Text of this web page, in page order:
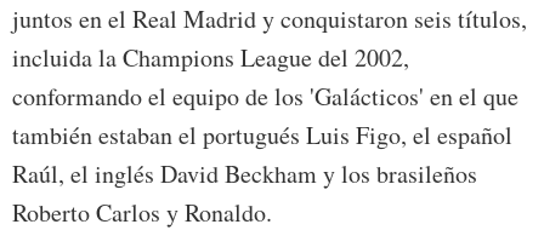
juntos en el Real Madrid y conquistaron seis títulos,
incluida la Champions League del 2002,
conformando el equipo de los 'Galácticos' en el que
también estaban el portugués Luis Figo, el español
Raúl, el inglés David Beckham y los brasileños
Roberto Carlos y Ronaldo.